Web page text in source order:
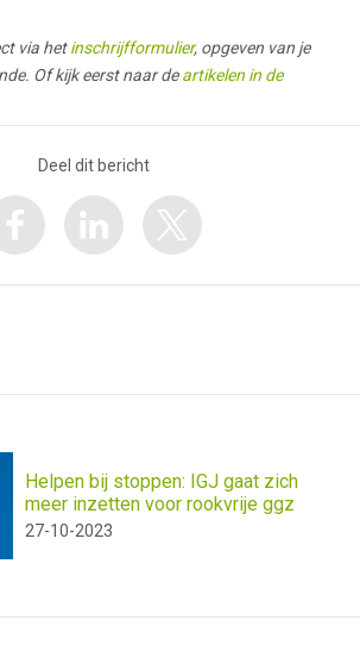
via hetinschrijfformulier, opgeven van je
Of kijk eerst naar deartikelen in de
Deel dit bericht
Helpen bij stoppen: IGJ gaat zich
meer inzetten voor rookvrije ggz
27-10-2023